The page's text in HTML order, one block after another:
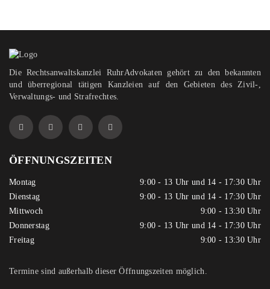
Die Rechtsanwaltskanzlei RuhrAdvokaten gehört zu den bekannten
und überregional tätigen Kanzleien auf den Gebieten des Zivil-,
Verwaltungs- und Strafrechtes.
ÖFFNUNGSZEITEN
Montag
9:00 - 13 Uhr und 14 - 17:30 Uhr
Dienstag
9:00 - 13 Uhr und 14 - 17:30 Uhr
Mittwoch
9:00 - 13:30 Uhr
Donnerstag
9:00 - 13 Uhr und 14 - 17:30 Uhr
Freitag
9:00 - 13:30 Uhr
Termine sind außerhalb dieser Öffnungszeiten möglich.